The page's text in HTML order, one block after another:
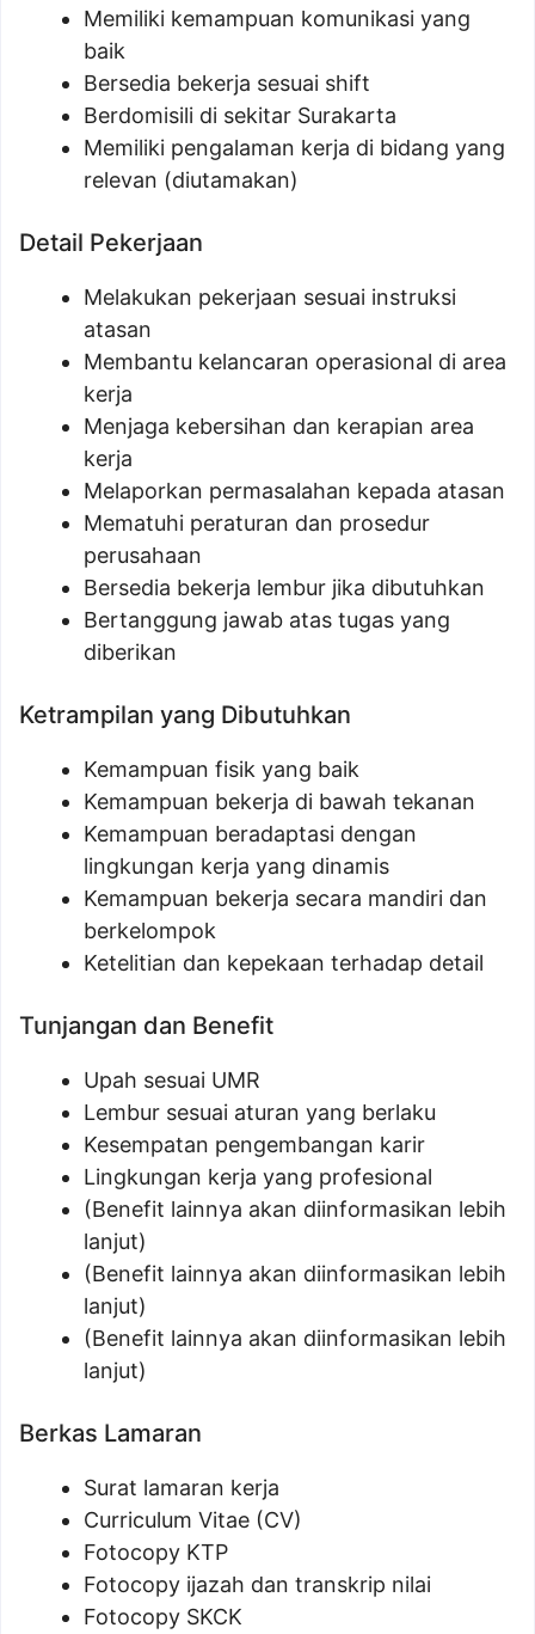
Memiliki kemampuan komunikasi yang
baik
Bersedia bekerja sesuai shift
Berdomisili di sekitar Surakarta
Memiliki pengalaman kerja di bidang yang
relevan (diutamakan)
Detail Pekerjaan
Melakukan pekerjaan sesuai instruksi
atasan
Membantu kelancaran operasional di area
kerja
Menjaga kebersihan dan kerapian area
kerja
Melaporkan permasalahan kepada atasan
Mematuhi peraturan dan prosedur
perusahaan
Bersedia bekerja lembur jika dibutuhkan
Bertanggung jawab atas tugas yang
diberikan
Ketrampilan yang Dibutuhkan
Kemampuan fisik yang baik
Kemampuan bekerja di bawah tekanan
Kemampuan beradaptasi dengan
lingkungan kerja yang dinamis
Kemampuan bekerja secara mandiri dan
berkelompok
Ketelitian dan kepekaan terhadap detail
Tunjangan dan Benefit
Upah sesuai UMR
Lembur sesuai aturan yang berlaku
Kesempatan pengembangan karir
Lingkungan kerja yang profesional
(Benefit lainnya akan diinformasikan lebih
lanjut)
(Benefit lainnya akan diinformasikan lebih
lanjut)
(Benefit lainnya akan diinformasikan lebih
lanjut)
Berkas Lamaran
Surat lamaran kerja
Curriculum Vitae (CV)
Fotocopy KTP
Fotocopy ijazah dan transkrip nilai
Fotocopy SKCK